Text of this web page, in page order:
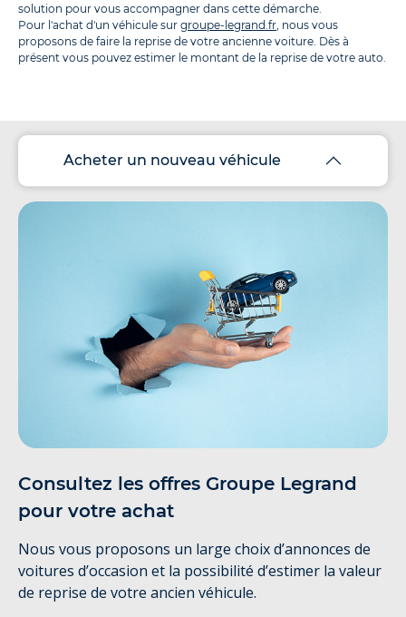
solution pour vous accompagner dans cette démarche.
Pour l'achat d'un véhicule sur groupe-legrand.fr , nous vous
proposons de faire la reprise de votre ancienne voiture. Dès à
présent vous pouvez estimer le montant de la reprise de votre auto.
Acheter un nouveau véhicule
Consultez les offres Groupe Legrand
pour votre achat
Nous vous proposons un large choix d’annonces de
voitures d’occasion et la possibilité d’estimer la valeur
de reprise de votre ancien véhicule.